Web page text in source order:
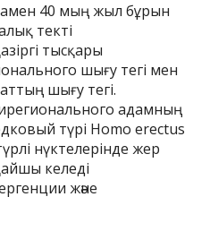
40 мың жыл бұрын
текті
тысқары
шығу тегі мен
шығу тегі.
адамның
түрі Homo erectus
нүктелерінде жер
келеді
және